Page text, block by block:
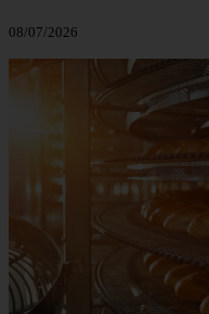
08/07/2026